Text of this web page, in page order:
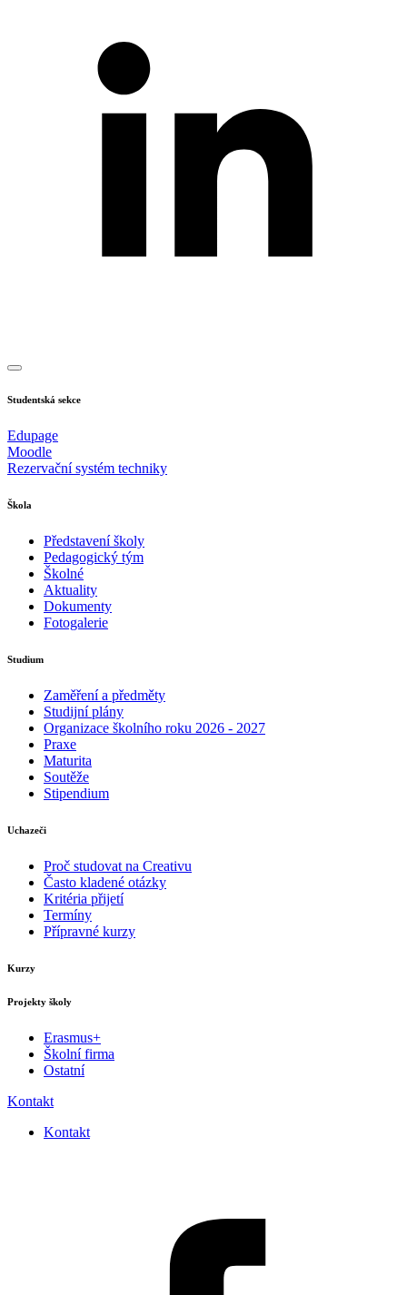
Studentská sekce
Edupage
Moodle
Rezervační systém techniky
Škola
Představení školy
Pedagogický tým
Školné
Aktuality
Dokumenty
Fotogalerie
Studium
Zaměření a předměty
Studijní plány
Organizace školního roku 2026 - 2027
Praxe
Maturita
Soutěže
Stipendium
Uchazeči
Proč studovat na Creativu
Často kladené otázky
Kritéria přijetí
Termíny
Přípravné kurzy
Kurzy
Projekty školy
Erasmus+
Školní firma
Ostatní
Kontakt
Kontakt